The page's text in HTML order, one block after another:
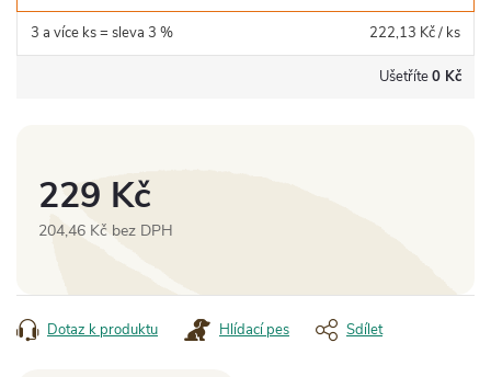
3 a více ks = sleva 3 % 222,13 Kč/ ks
Ušetříte0 Kč
229 Kč
204,46 Kč bez DPH
Dotaz k produktu Hlídací pes Sdílet